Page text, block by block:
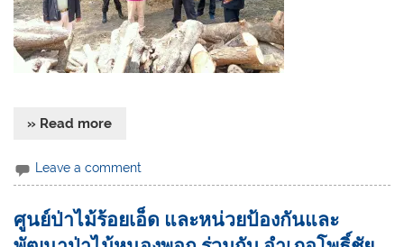
» Read more
Leave a comment
ศูนย์ป่าไม้ร้อยเอ็ด และหน่วยป้องกันและ